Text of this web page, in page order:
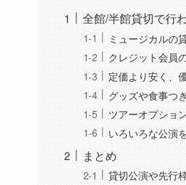
全館/半館貸切で行
ミュージカルの
クレジット会員
定価より安く、
グッズや食事つ
ツアーオプショ
いろいろな公演
まとめ
貸切公演や先行